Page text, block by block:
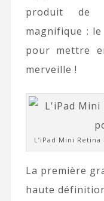
produit de
magnifique :
pour mettre
merveille !
L’iPad Mini
La première
haute